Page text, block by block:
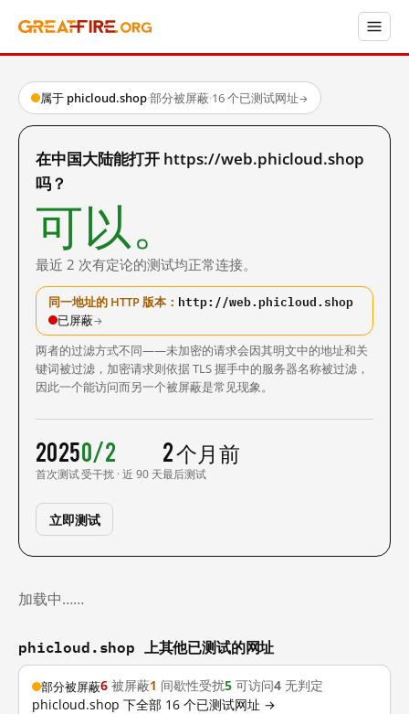
属于 phicloud.shop·部分被屏蔽·16 个已测试网址→
在中国大陆能打开 https://web.phicloud.shop
吗？
可以。
最近 2 次有定论的测试均正常连接。
同一地址的 HTTP 版本： http://web.phicloud.shop
已屏蔽→
两者的过滤方式不同——未加密的请求会因其明文中的地址和关
键词被过滤，加密请求则依据 TLS 握手中的服务器名称被过滤，
因此一个能访问而另一个被屏蔽是常见现象。
2025
首次测试
0/2
受干扰 · 近 90 天
2 个月前
最后测试
立即测试
加载中……
phicloud.shop 上其他已测试的网址
部分被屏蔽6 被屏蔽1 间歇性受扰5 可访问4 无判定
phicloud.shop 下全部 16 个已测试网址 →